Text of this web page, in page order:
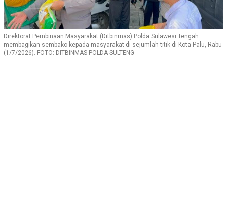
Direktorat Pembinaan Masyarakat (Ditbinmas) Polda Sulawesi Tengah
membagikan sembako kepada masyarakat di sejumlah titik di Kota Palu, Rabu
(1/7/2026). FOTO: DITBINMAS POLDA SULTENG